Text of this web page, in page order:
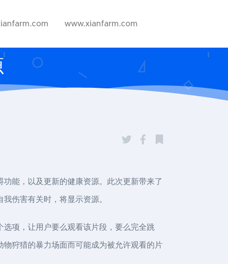
www.xianfarm.com
能，以及更新的健康资源。此次更新带来了
伤害有关时，将显示资源。
项，让用户要么观看该片段，要么完全跳
狩猎的暴力场面而可能成为被允许观看的片